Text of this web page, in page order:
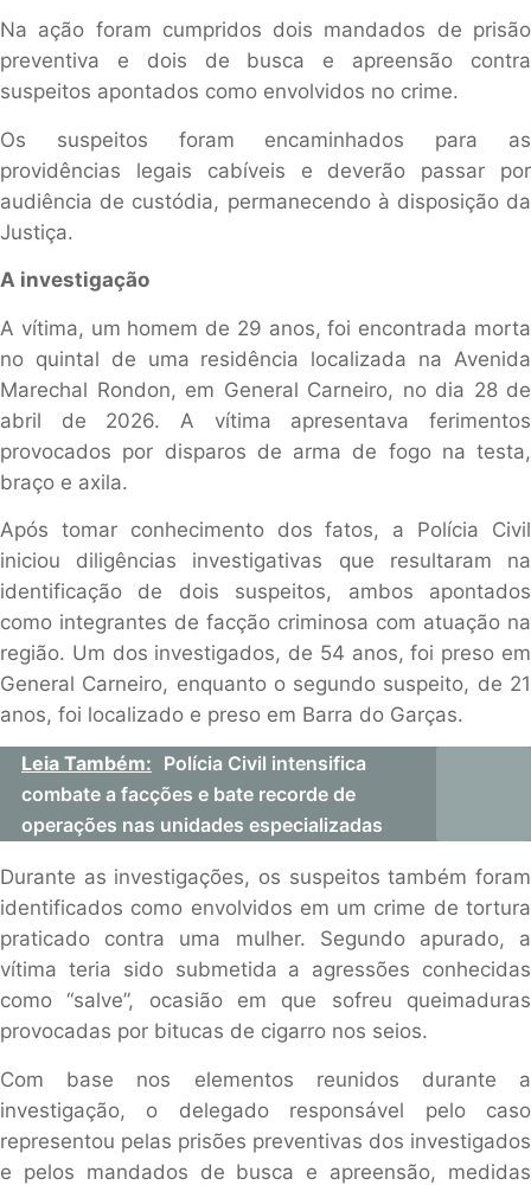
Na ação foram cumpridos dois mandados de prisão
preventiva e dois de busca e apreensão contra
suspeitos apontados como envolvidos no crime.
Os suspeitos foram encaminhados para as
providências legais cabíveis e deverão passar por
audiência de custódia, permanecendo à disposição da
Justiça.
A investigação
A vítima, um homem de 29 anos, foi encontrada morta
no quintal de uma residência localizada na Avenida
Marechal Rondon, em General Carneiro, no dia 28 de
abril de 2026. A vítima apresentava ferimentos
provocados por disparos de arma de fogo na testa,
braço e axila.
Após tomar conhecimento dos fatos, a Polícia Civil
iniciou diligências investigativas que resultaram na
identificação de dois suspeitos, ambos apontados
como integrantes de facção criminosa com atuação na
região. Um dos investigados, de 54 anos, foi preso em
General Carneiro, enquanto o segundo suspeito, de 21
anos, foi localizado e preso em Barra do Garças.
Leia Também: Polícia Civil intensifica
combate a facções e bate recorde de
operações nas unidades especializadas
Durante as investigações, os suspeitos também foram
identificados como envolvidos em um crime de tortura
praticado contra uma mulher. Segundo apurado, a
vítima teria sido submetida a agressões conhecidas
como “salve”, ocasião em que sofreu queimaduras
provocadas por bitucas de cigarro nos seios.
Com base nos elementos reunidos durante a
investigação, o delegado responsável pelo caso
representou pelas prisões preventivas dos investigados
e pelos mandados de busca e apreensão, medidas